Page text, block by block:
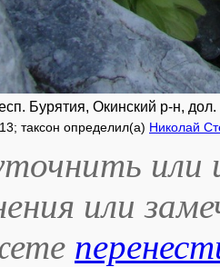
Бурятия, Окинский р-н,
; таксон определил(а) Николай
или
или